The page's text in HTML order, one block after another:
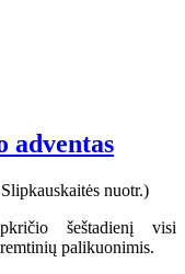
adventas
šeštadienį visi
palikuonimis.